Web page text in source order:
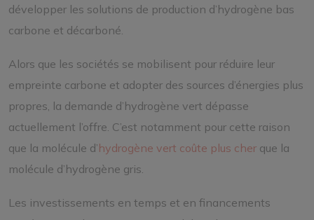
développer les solutions de production d’hydrogène bas
carbone et décarboné.
Alors que les sociétés se mobilisent pour réduire leur
empreinte carbone et adopter des sources d’énergies plus
propres, la demande d’hydrogène vert dépasse
actuellement l’offre. C’est notamment pour cette raison
que la molécule d’hydrogène vert coûte plus cher que la
molécule d’hydrogène gris.
Les investissements en temps et en financements